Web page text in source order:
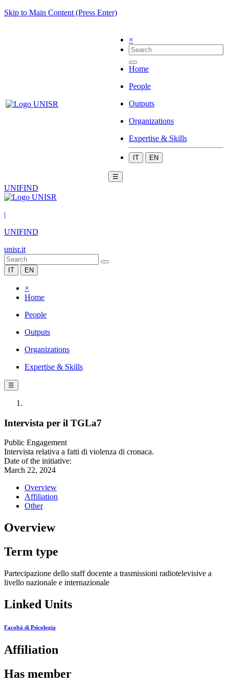
Skip to Main Content (Press Enter)
×
Home
People
Outputs
Organizations
Expertise & Skills
IT EN
☰
UNIFIND
|
UNIFIND
unisr.it
IT EN
×
Home
People
Outputs
Organizations
Expertise & Skills
☰
Intervista per il TGLa7
Public Engagement
Intervista relativa a fatti di violenza di cronaca.
Date of the initiative:
March 22, 2024
Overview
Affiliation
Other
Overview
Term type
Partecipazione dello staff docente a trasmissioni radiotelevisive a
livello nazionale e internazionale
Linked Units
Facoltà di Psicologia
Affiliation
Has member